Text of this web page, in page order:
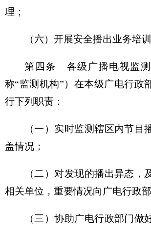
理；
（六）开展安全播出业务培训
第四条 各级广播电视监
称“监测机构”）在本级广电行政
行下列职责：
（一）实时监测辖区内节目
盖情况；
（二）对发现的播出异态，
相关单位，重要情况向广电行政
（三）协助广电行政部门做